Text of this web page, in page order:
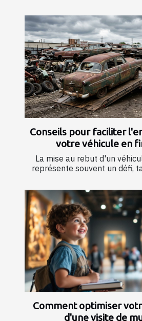
Conseils pour faciliter
votre véhicule en
La mise au rebut d'un
représente souvent un défi,
Comment optimiser
d'une visite de